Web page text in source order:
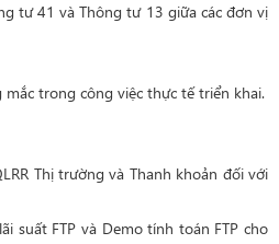
tư 41 và Thông tư 13 giữa các đơn vị
trong công việc thực tế triển khai.
Thị trường và Thanh khoản đối với
suất FTP và Demo tính toán FTP cho